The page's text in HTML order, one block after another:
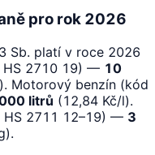
pro rok 2026
Sb. platí v roce 2026
HS 2710 19) — 10
Motorový benzín (kód
litrů (12,84 Kč/l).
HS 2711 12–19) — 3